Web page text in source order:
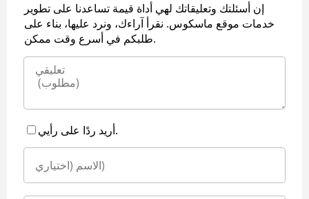
إن أسئلتك وتعليقاتك لهي أداة قيمة تساعدنا على تطوير
خدمات موقع ماسكوس. نقرأ آراءك، ونرد عليها، بناء على
طلبكم في أسرع وقت ممكن.
أريد ردًا على رأيي.